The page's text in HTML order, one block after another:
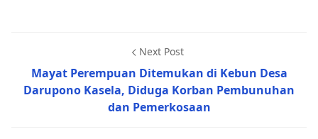
Next Post
Mayat Perempuan Ditemukan di Kebun Desa
Darupono Kasela, Diduga Korban Pembunuhan
dan Pemerkosaan